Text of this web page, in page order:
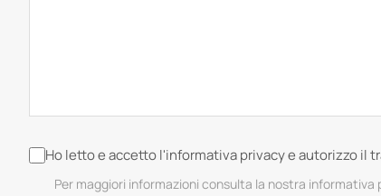
Ho letto e accetto l'informativa privacy e autorizzo il
Per maggiori informazioni consulta la nostra informativa